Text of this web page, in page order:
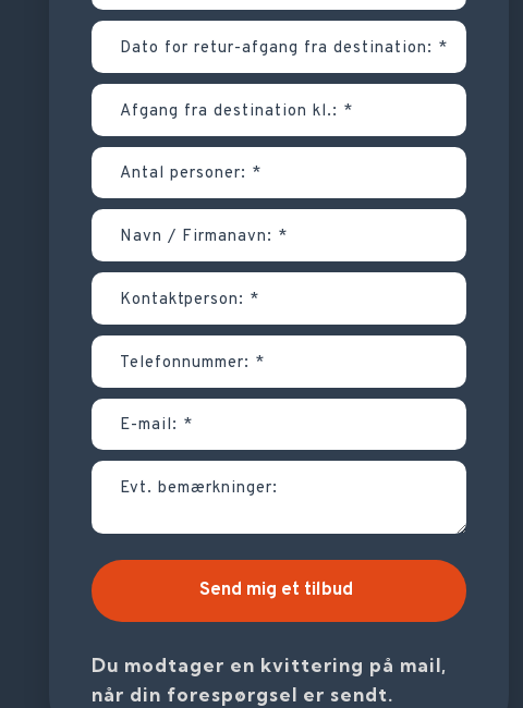
Du modtager en kvittering på mail,
når din forespørgsel er sendt.​